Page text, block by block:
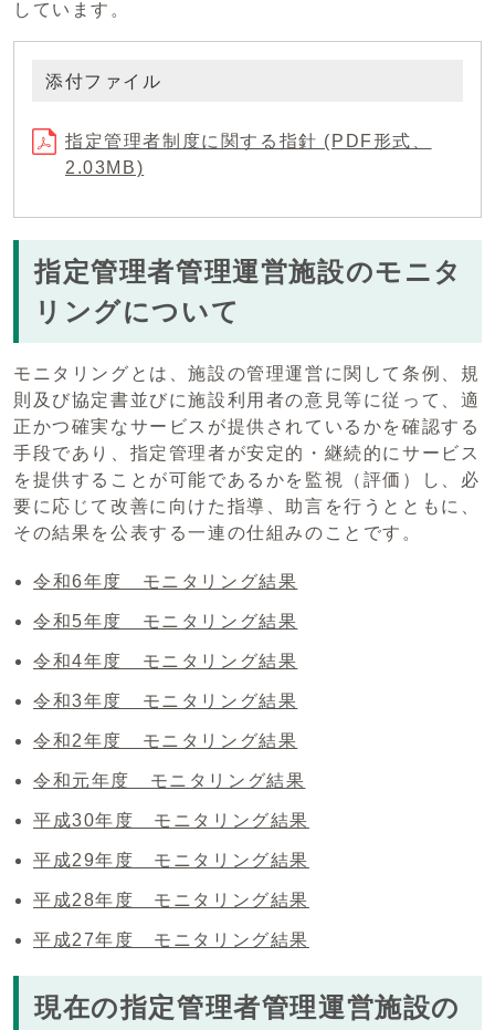
しています。
添付ファイル
指定管理者制度に関する指針 (PDF形式、
2.03MB)
指定管理者管理運営施設のモニタ
リングについて
モニタリングとは、施設の管理運営に関して条例、規
則及び協定書並びに施設利用者の意見等に従って、適
正かつ確実なサービスが提供されているかを確認する
手段であり、指定管理者が安定的・継続的にサービス
を提供することが可能であるかを監視（評価）し、必
要に応じて改善に向けた指導、助言を行うとともに、
その結果を公表する一連の仕組みのことです。
令和6年度 モニタリング結果
令和5年度 モニタリング結果
令和4年度 モニタリング結果
令和3年度 モニタリング結果
令和2年度 モニタリング結果
令和元年度 モニタリング結果
平成30年度 モニタリング結果
平成29年度 モニタリング結果
平成28年度 モニタリング結果
平成27年度 モニタリング結果
現在の指定管理者管理運営施設の